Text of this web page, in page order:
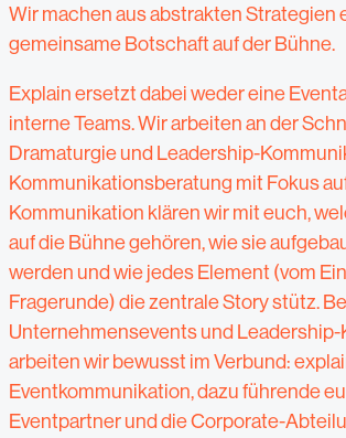
Wir machen aus abstrakten Strategien
gemeinsame Botschaft auf der Bühne.
Explain ersetzt dabei weder eine
interne Teams. Wir arbeiten an der
Dramaturgie und Leadership-
Kommunikationsberatung mit Fokus
Kommunikation klären wir mit euch,
auf die Bühne gehören, wie sie
werden und wie jedes Element (vom
Fragerunde) die zentrale Story stütz.
Unternehmensevents und
arbeiten wir bewusst im Verbund:
Eventkommunikation, dazu führende
Eventpartner und die Corporate-